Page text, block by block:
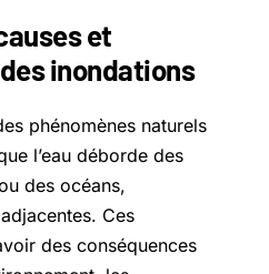
et
inondations
phénomènes naturels
l’eau déborde des
des océans,
Ces
des conséquences